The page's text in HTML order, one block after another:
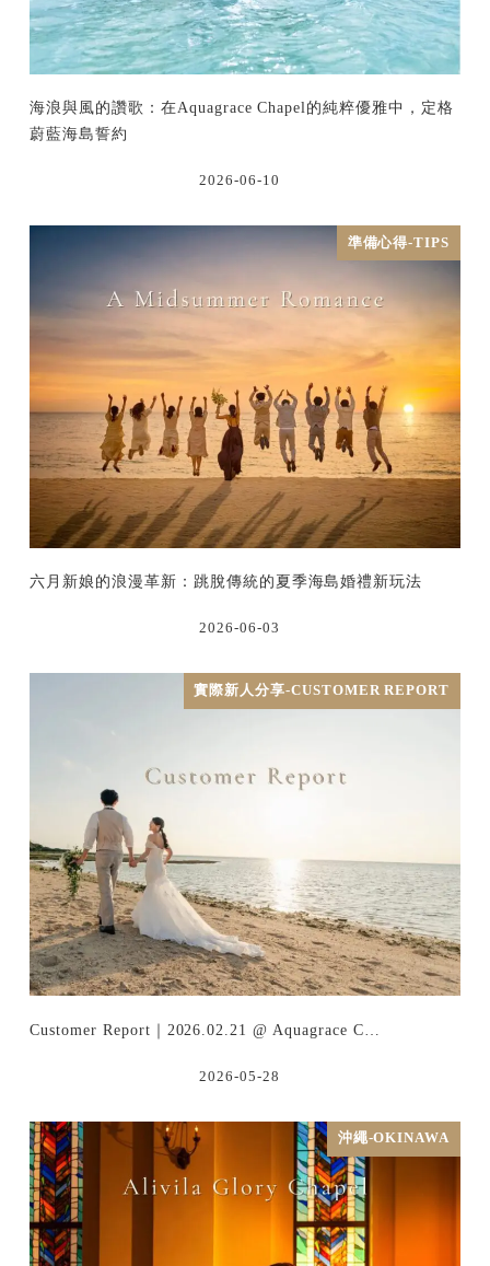
海浪與風的讚歌：在Aquagrace Chapel的純粹優雅中，定格
蔚藍海島誓約
2026-06-10
準備心得-TIPS
六月新娘的浪漫革新：跳脫傳統的夏季海島婚禮新玩法
2026-06-03
實際新人分享-CUSTOMER REPORT
Customer Report｜2026.02.21 @ Aquagrace C…
2026-05-28
沖繩-OKINAWA